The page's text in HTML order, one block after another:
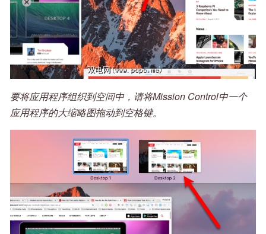
要将应用程序组织到空间中，请将Mission Control中一个
应用程序的大缩略图拖动到空格键。